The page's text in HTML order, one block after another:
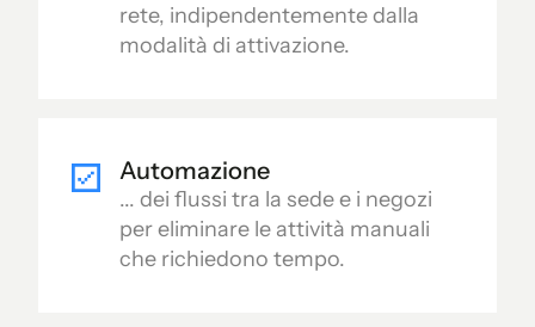
rete, indipendentemente dalla
modalità di attivazione.
Automazione
... dei flussi tra la sede e i negozi
per eliminare le attività manuali
che richiedono tempo.